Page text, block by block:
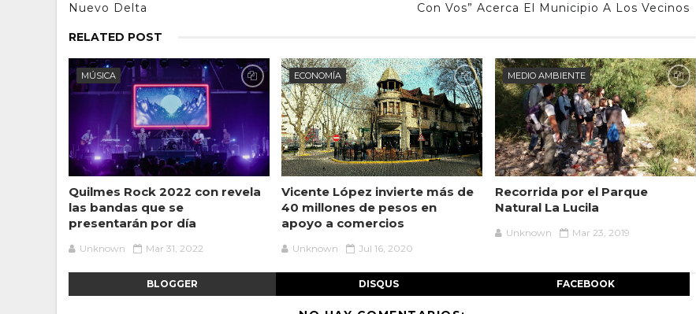
Nuevo Delta
Con Vos” Acerca El Municipio A Los Vecinos
RELATED POST
MÚSICA
Quilmes Rock 2022 con revela
las bandas que se
presentarán por día
Unknown Mar 31, 2022
ECONOMÍA
Vicente López invierte más de
40 millones de pesos en
apoyo a comercios
Unknown Jul 16, 2020
MEDIO AMBIENTE
Recorrida por el Parque
Natural La Lucila
Unknown Mar 23, 2019
BLOGGER DISQUS FACEBOOK